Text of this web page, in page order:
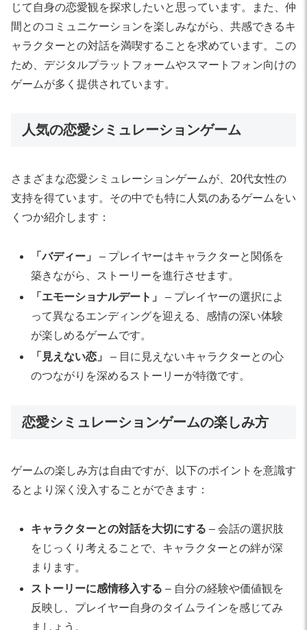
じて自身の恋愛観を探求したいと思っています。また、仲
間とのコミュニケーションを楽しみながら、共感できるキ
ャラクターとの対話を満喫することを求めています。この
ため、デジタルプラットフォームやスマートフォン向けの
ゲームが多く提供されています。
人気の恋愛シミュレーションゲーム
さまざまな恋愛シミュレーションゲームが、20代女性の
支持を得ています。その中でも特に人気のあるゲームをい
くつか紹介します：
「バディー」
– プレイヤーはキャラクターと関係を
築きながら、ストーリーを進行させます。
「エモーショナルデート」
– プレイヤーの選択によ
って異なるエンディングを迎える、感情の深い体験
が楽しめるゲームです。
「見えない恋」
– 目に見えないキャラクターとの心
のつながりを深めるストーリーが特徴です。
恋愛シミュレーションゲームの楽しみ方
ゲームの楽しみ方は自由ですが、以下のポイントを意識す
るとより深く没入することができます：
キャラクターとの対話を大切にする – 会話の選択肢
をじっくり考えることで、キャラクターとの絆が深
まります。
ストーリーに感情移入する – 自分の経験や価値観を
反映し、プレイヤー自身のタイムラインを感じてみ
ましょう。